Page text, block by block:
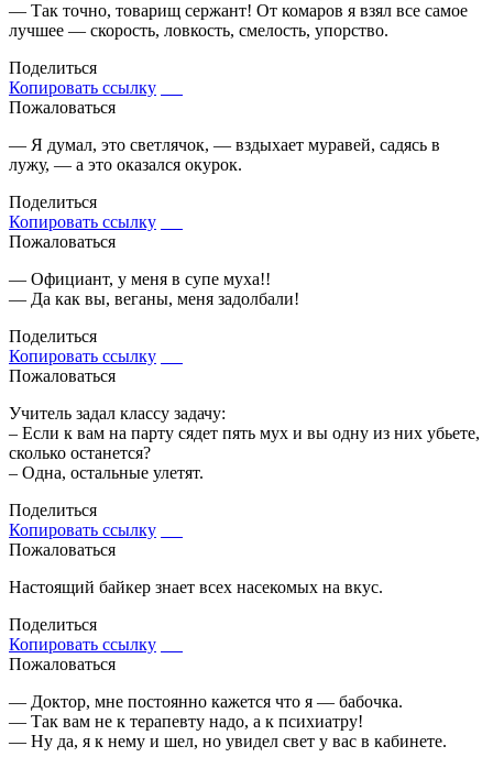
— Так точно, товарищ сержант! От комаров я взял все самое
лучшее — скорость, ловкость, смелость, упорство.
Поделиться
Копировать ссылку
Пожаловаться
— Я думал, это светлячок, — вздыхает муравей, садясь в
лужу, — а это оказался окурок.
Поделиться
Копировать ссылку
Пожаловаться
— Официант, у меня в супе муха!!
— Да как вы, веганы, меня задолбали!
Поделиться
Копировать ссылку
Пожаловаться
Учитель задал классу задачу:
– Если к вам на парту сядет пять мух и вы одну из них убьете,
сколько останется?
– Одна, остальные улетят.
Поделиться
Копировать ссылку
Пожаловаться
Настоящий байкер знает всех насекомых на вкус.
Поделиться
Копировать ссылку
Пожаловаться
— Доктор, мне постоянно кажется что я — бабочка.
— Так вам не к терапевту надо, а к психиатру!
— Ну да, я к нему и шел, но увидел свет у вас в кабинете.